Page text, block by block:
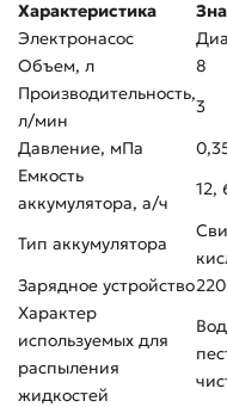
Характеристика
Электронасос
Объем, л
8
Производительность,
л/мин
3
Давление, мПа
Емкость
аккумулятора, а/ч
12,
Тип аккумулятора
Зарядное устройство
Характер
используемых для
распыления
жидкостей